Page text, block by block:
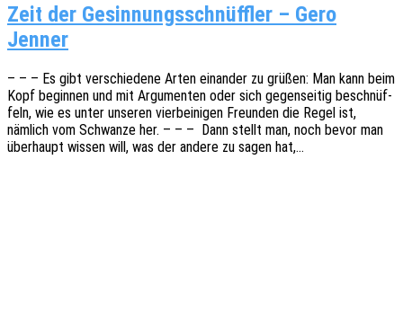
Zeit der Gesin­nungs­schnüff­ler – Gero
Jenner
– – – Es gibt verschie­de­ne Arten einan­der zu grüßen: Man kann beim
Kopf begin­nen und mit Argu­men­ten oder sich gegen­sei­tig beschnüf­
feln, wie es unter unse­ren vier­bei­ni­gen Freun­den die Regel ist,
nämlich vom Schwan­ze her. – – – Dann stellt man, noch bevor man
über­haupt wissen will, was der andere zu sagen hat,…